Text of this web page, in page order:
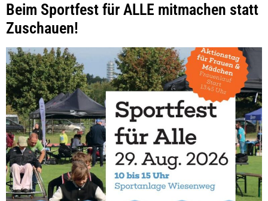
Beim Sportfest für ALLE mitmachen statt
Zuschauen!